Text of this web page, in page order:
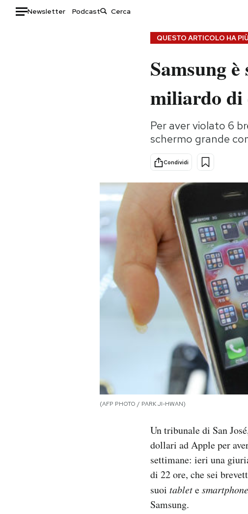
Newsletter Podcast
Storie/Idee
Ok Boomer!
Altrecose
Mondiali calcio 2026
AREA PERSONALE
QUESTO ARTICOLO HA
Samsung
miliardo
Per aver violato 6
schermo grande
Condividi
(AFP PHOTO / PARK JI-HWAN)
Un tribunale di San
dollari ad Apple per
settimane: ieri una
di 22 ore, che sei
suoi tabletesmartphone
Samsung.